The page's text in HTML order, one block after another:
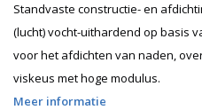
Standvaste constructie- en
(lucht) vocht-uithardend op basis
voor het afdichten van naden,
viskeus met hoge modulus.
Meer informatie